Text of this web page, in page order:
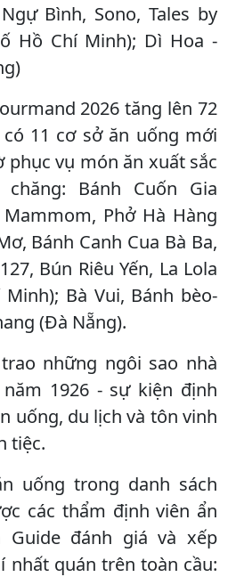
Bình, Sono, Tales by
Hồ Chí Minh); Dì Hoa -
2026 tăng lên 72
11 cơ sở ăn uống mới
phục vụ món ăn xuất sắc
Bánh Cuốn Gia
Phở Hà Hàng
Bánh Canh Cua Bà Ba,
Bún Riêu Yến, La Lola
Bà Vui, Bánh bèo-
(Đà Nẵng).
những ngôi sao nhà
1926 - sự kiện định
uống, du lịch và tôn vinh
tiệc.
uống trong danh sách
các thẩm định viên ẩn
Guide đánh giá và xếp
nhất quán trên toàn cầu: